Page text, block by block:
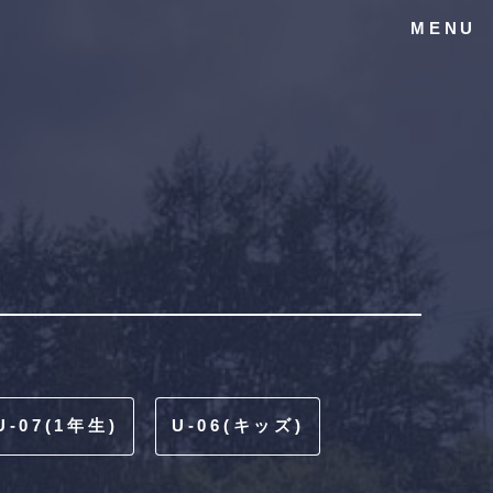
MENU
07(1年生) U-06(キッズ)